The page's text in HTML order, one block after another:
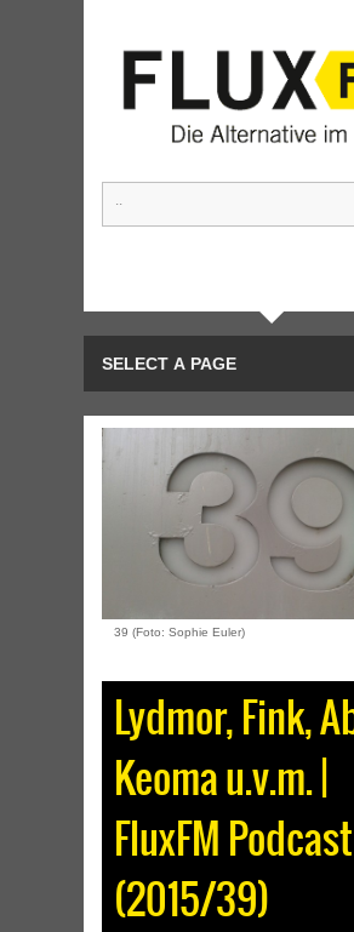
39 (Foto: Sophie Euler)
Lydmor, Fink,
Keoma u.v.m. |
FluxFM Podcast
(2015/39)